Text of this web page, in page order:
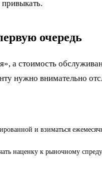
очередь
а стоимость
нужно внимательно
и взиматься
наценку к рыночному